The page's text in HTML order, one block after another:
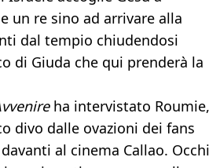
un re sino ad arrivare alla
dal tempio chiudendosi
di Giuda che qui prenderà la
ha intervistato Roumie,
divo dalle ovazioni dei fans
al cinema Callao. Occhi